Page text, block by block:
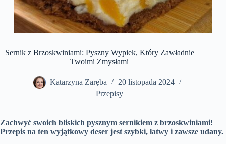
Sernik z Brzoskwiniami: Pyszny Wypiek, Który Zawładnie
Twoimi Zmysłami
Katarzyna Zaręba
20 listopada 2024
Przepisy
Zachwyć swoich bliskich pysznym sernikiem z brzoskwiniami!
Przepis na ten wyjątkowy deser jest szybki, łatwy i zawsze udany.